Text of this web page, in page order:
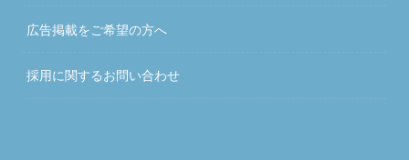
広告掲載をご希望の方へ
採用に関するお問い合わせ